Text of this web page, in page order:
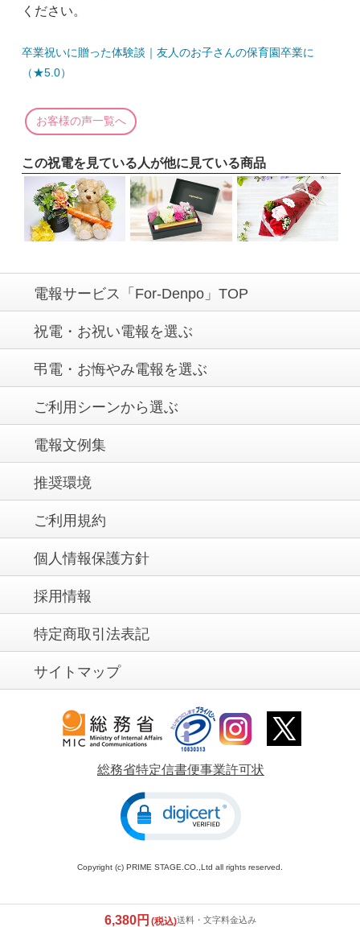
ください。
卒業祝いに贈った体験談｜友人のお子さんの保育園卒業に
（★5.0）
お客様の声一覧へ
この祝電を見ている人が他に見ている商品
電報サービス「For-Denpo」TOP
祝電・お祝い電報を選ぶ
弔電・お悔やみ電報を選ぶ
ご利用シーンから選ぶ
電報文例集
推奨環境
ご利用規約
個人情報保護方針
採用情報
特定商取引法表記
サイトマップ
総務省特定信書便事業許可状
Copyright (c) PRIME STAGE.CO.,Ltd all rights reserved.
6,380円 (税込)送料・文字料金込み